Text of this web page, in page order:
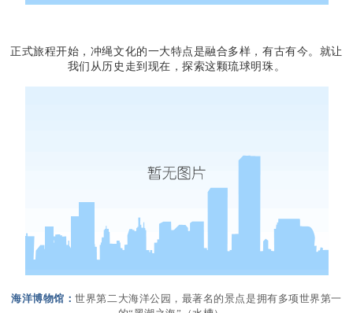
正式旅程开始，冲绳文化的一大特点是融合多样，有古有今。就让
我们从历史走到现在，探索这颗琉球明珠。
海洋博物馆：世界第二大海洋公园，最著名的景点是拥有多项世界第一